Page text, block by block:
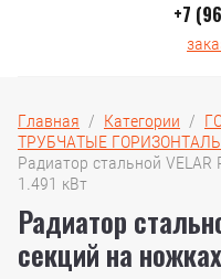
+7
Главная
  /
Категории
  /
ТРУБЧАТЫЕ
Радиатор стальной
1.491 кВт
Радиатор
секций на